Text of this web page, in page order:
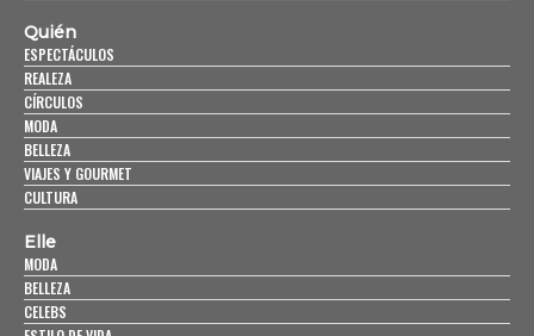
Quién
ESPECTÁCULOS
REALEZA
CÍRCULOS
MODA
BELLEZA
VIAJES Y GOURMET
CULTURA
Elle
MODA
BELLEZA
CELEBS